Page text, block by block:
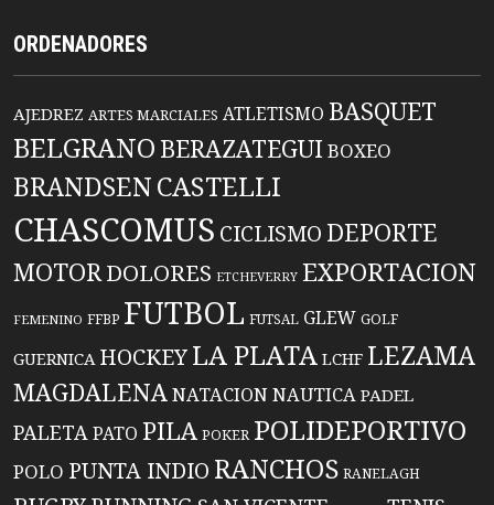
ORDENADORES
AJEDREZ ARTES MARCIALES ATLETISMO BASQUET
BELGRANO BERAZATEGUIBOXEO
BRANDSENCASTELLI
CHASCOMUS CICLISMO DEPORTE
MOTORDOLORES ETCHEVERRY EXPORTACION
FEMENINO FFBP FUTBOL FUTSAL GLEW GOLF
GUERNICA HOCKEYLA PLATA LCHF LEZAMA
MAGDALENANATACIONNAUTICA PADEL
PALETAPATO PILA POKER POLIDEPORTIVO
POLO PUNTA INDIO RANCHOS RANELAGH